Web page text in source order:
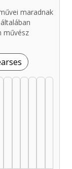
maradnak
művész